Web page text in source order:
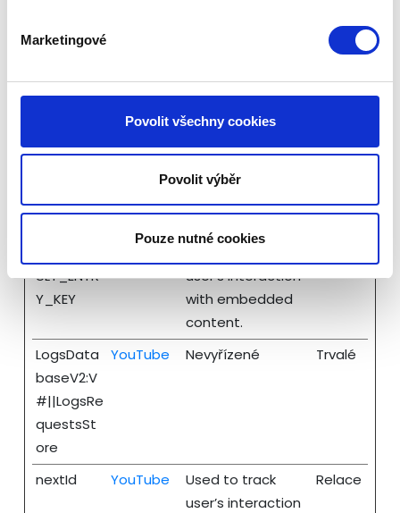
Marketingové
Povolit všechny cookies
Povolit výběr
Pouze nutné cookies
sledování návštěvníků na webových stránkách.
zajímavá pro jednotlivého uživatele a tímto
stran.
skladování
ULT_ENTR
Y_KEY
user’s interaction
with embedded
content.
LogsData
baseV2:V
#||LogsRe
questsSt
ore
YouTube Nevyřízené Trvalé
nextId YouTube
Used to track
user’s interaction
Relace